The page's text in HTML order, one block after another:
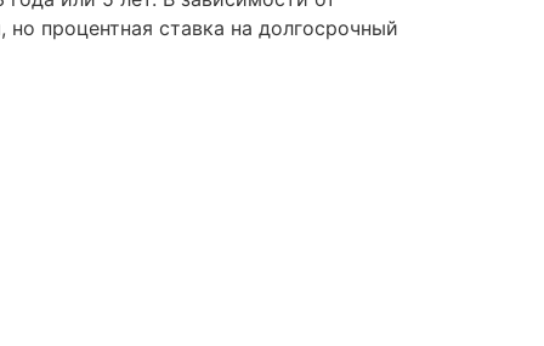
процентная ставка на долгосрочный